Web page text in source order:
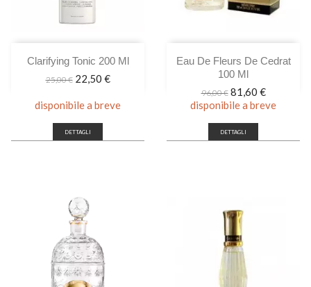
Clarifying Tonic 200 Ml
Prezzo
25,00 € Prezzo
22,50 €
disponibile a breve
DETTAGLI
Eau De Fleurs De Cedrat
100 Ml
Prezzo
base
96,00 € Prezzo
81,60 €
disponibile a breve
DETTAGLI